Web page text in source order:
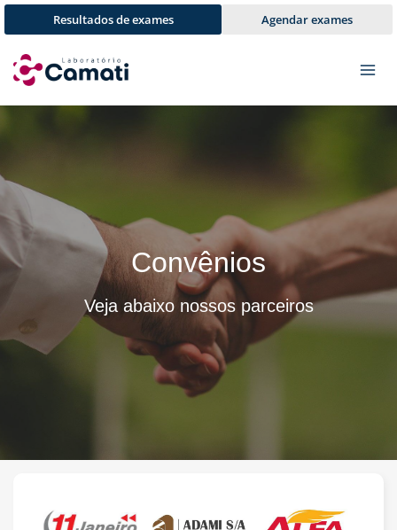
Pular
para
Conteúdo
Resultados de exames Agendar exames
Convênios
Veja abaixo nossos parceiros